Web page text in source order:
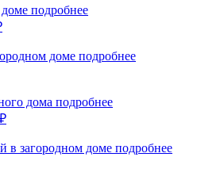
доме подробнее
доме подробнее
дома подробнее
₽
в загородном доме подробнее